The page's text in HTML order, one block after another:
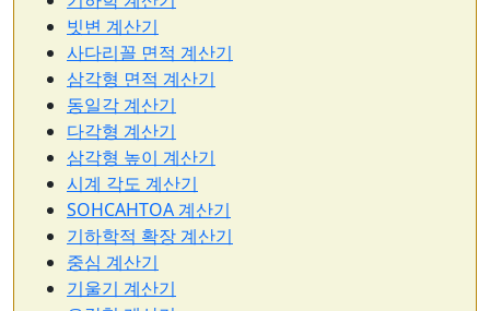
빗변 계산기
사다리꼴 면적 계산기
삼각형 면적 계산기
동일각 계산기
다각형 계산기
삼각형 높이 계산기
시계 각도 계산기
SOHCAHTOA 계산기
기하학적 확장 계산기
중심 계산기
기울기 계산기